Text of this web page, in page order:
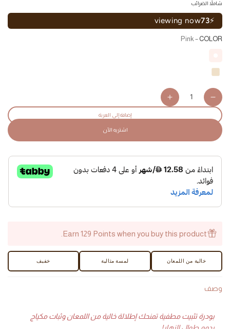
شاملاً الضرائب
⚡
73
viewing now
COLOR
– Pink
كمية
Decrease
Loose
Powder
-
AED
Increase
Loose
Powder
-
إضافة إلى العربة
اشتريه الآن
Earn 129 Points when you buy this product.
خالية من اللمعان لمسة مثالية خفيف
وصف
بودرة تثبيت مطفية تمنحك إطلالة خالية من اللمعان وثبات مكياج
يدوم طوال النهار!